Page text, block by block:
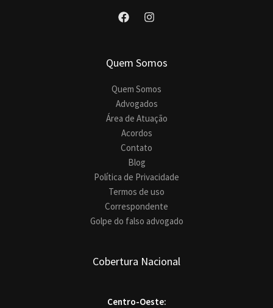
Quem Somos
Quem Somos
Advogados
Área de Atuação
Acordos
Contato
Blog
Política de Privacidade
Termos de uso
Correspondente
Golpe do falso advogado
Cobertura Nacional
Centro-Oeste: